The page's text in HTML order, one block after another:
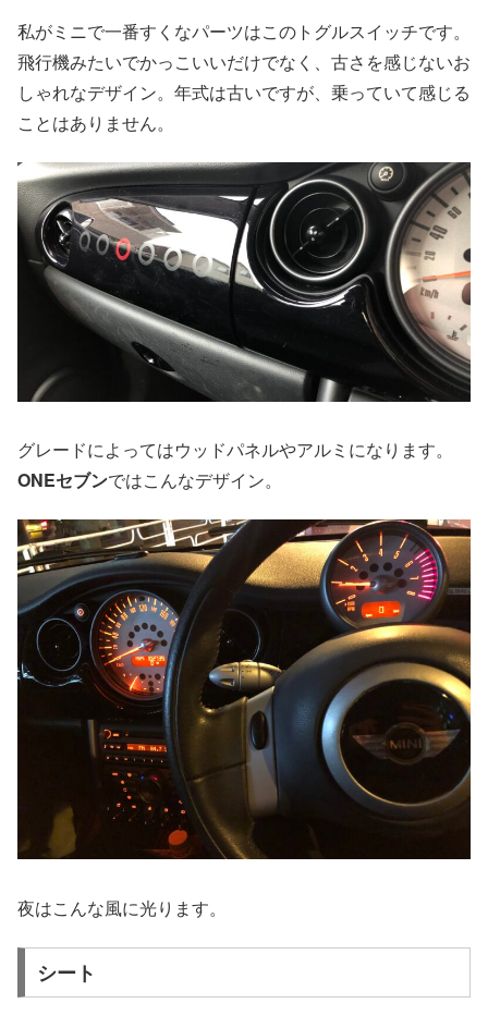
私がミニで一番すくなパーツはこのトグルスイッチです。
飛行機みたいでかっこいいだけでなく、古さを感じないお
しゃれなデザイン。年式は古いですが、乗っていて感じる
ことはありません。
グレードによってはウッドパネルやアルミになります。
ONEセブンではこんなデザイン。
夜はこんな風に光ります。
シート